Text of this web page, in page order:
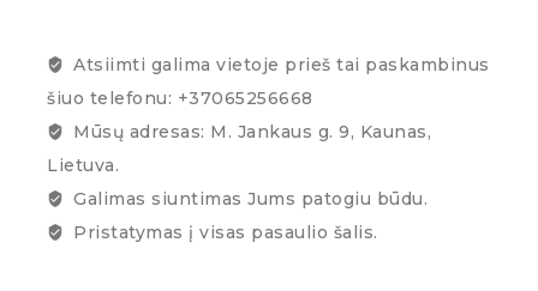
Atsiimti galima vietoje prieš tai paskambinus
šiuo telefonu: +37065256668
Mūsų adresas: M. Jankaus g. 9, Kaunas,
Lietuva.
Galimas siuntimas Jums patogiu būdu.
Pristatymas į visas pasaulio šalis.